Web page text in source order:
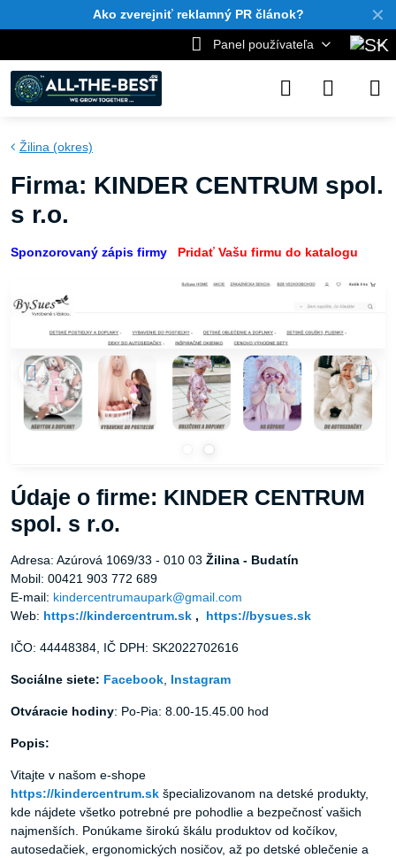
✕
Ako zverejniť reklamný PR článok?
Panel používateľa
Žilina (okres)
Firma: KINDER CENTRUM spol.
s r.o.
Sponzorovaný zápis firmy Pridať Vašu firmu do katalogu
Údaje o firme: KINDER CENTRUM
spol. s r.o.
Adresa: Azúrová 1069/33 - 010 03 Žilina - Budatín
Mobil: 00421 903 772 689
E-mail: kindercentrumaupark@gmail.com
Web: https://kindercentrum.sk , https://bysues.sk
IČO: 44448384, IČ DPH: SK2022702616
Sociálne siete: Facebook, Instagram
Otváracie hodiny: Po-Pia: 8.00-15.45.00 hod
Popis:
Vitajte v našom e-shope
https://kindercentrum.sk špecializovanom na detské produkty,
kde nájdete všetko potrebné pre pohodlie a bezpečnosť vašich
najmenších. Ponúkame širokú škálu produktov od kočíkov,
autosedačiek, ergonomických nosičov, až po detské oblečenie a